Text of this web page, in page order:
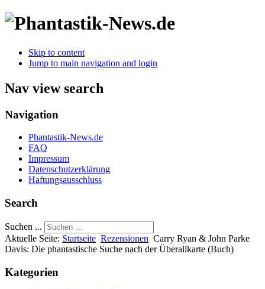
Skip to content
Jump to main navigation and login
Nav view search
Navigation
Phantastik-News.de
FAQ
Impressum
Datenschutzerklärung
Haftungsausschluss
Search
Suchen ...
Aktuelle Seite: Startseite Rezensionen Carry Ryan & John Parke
Davis: Die phantastische Suche nach der Überallkarte (Buch)
Kategorien